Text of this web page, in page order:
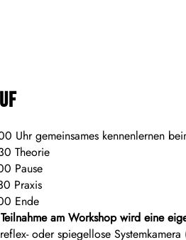
Uhr gemeinsames kennenlernen
Theorie
Pause
Praxis
Ende
am Workshop wird eine
oder spiegellose